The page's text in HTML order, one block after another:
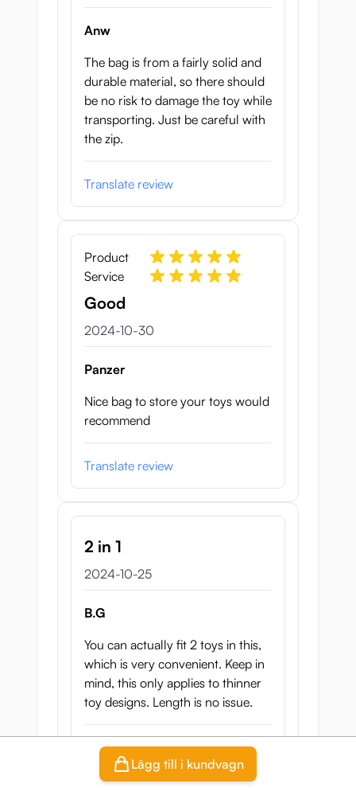
Lägg till i kundvagn
Anw
The bag is from a fairly solid and
durable material, so there should
be no risk to damage the toy while
transporting. Just be careful with
the zip.
Translate review
Product
Service
Good
30 oktober 2024
2024-10-30
Panzer
Nice bag to store your toys would
recommend
Translate review
2 in 1
25 oktober 2024
2024-10-25
B.G
You can actually fit 2 toys in this,
which is very convenient. Keep in
mind, this only applies to thinner
toy designs. Length is no issue.
Translate review